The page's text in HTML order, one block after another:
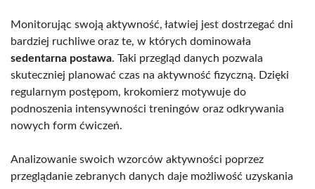
Monitorując swoją aktywność, łatwiej jest dostrzegać dni
bardziej ruchliwe oraz te, w których dominowała
sedentarna postawa. Taki przegląd danych pozwala
skuteczniej planować czas na aktywność fizyczną. Dzięki
regularnym postępom, krokomierz motywuje do
podnoszenia intensywności treningów oraz odkrywania
nowych form ćwiczeń.
Analizowanie swoich wzorców aktywności poprzez
przeglądanie zebranych danych daje możliwość uzyskania